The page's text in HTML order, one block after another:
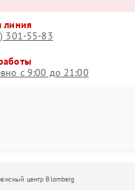
линия
301-55-83
с 9:00 до 21:00
центр Blomberg